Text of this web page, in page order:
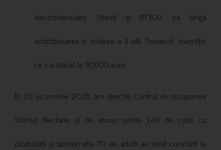
electrostimulare: Stiwell și RT300, pe lângă
achiziționarea și dotarea a 3 săli Therasuit, investiție
ce s-a ridicat la 90000 euro.
În 28 octombrie 2025 am deschis Centrul de recuperare
Sfântul Nectarie și de atunci peste 140 de copii cu
dizabilități și aproximativ 70 de adulți au venit constant la